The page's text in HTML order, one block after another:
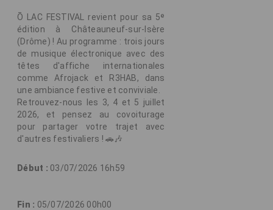
Ō LAC FESTIVAL revient pour sa 5ᵉ
édition à Châteauneuf-sur-Isère
(Drôme) ! Au programme : trois jours
de musique électronique avec des
têtes d'affiche internationales
comme Afrojack et R3HAB, dans
une ambiance festive et conviviale.
Retrouvez-nous les 3, 4 et 5 juillet
2026, et pensez au covoiturage
pour partager votre trajet avec
d'autres festivaliers ! 🚗🎶
Début : 03/07/2026 16h59
Fin : 05/07/2026 00h00